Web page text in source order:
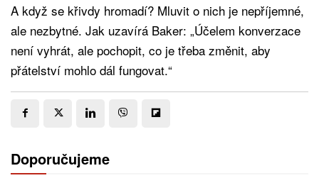
A když se křivdy hromadí? Mluvit o nich je nepříjemné,
ale nezbytné. Jak uzavírá Baker: „Účelem konverzace
není vyhrát, ale pochopit, co je třeba změnit, aby
přátelství mohlo dál fungovat.“
Doporučujeme